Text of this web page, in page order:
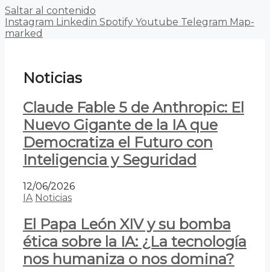
Saltar al contenido
Instagram Linkedin Spotify Youtube Telegram Map-
marked
Noticias
Claude Fable 5 de Anthropic: El
Nuevo Gigante de la IA que
Democratiza el Futuro con
Inteligencia y Seguridad
12/06/2026
IA Noticias
El Papa León XIV y su bomba
ética sobre la IA: ¿La tecnología
nos humaniza o nos domina?